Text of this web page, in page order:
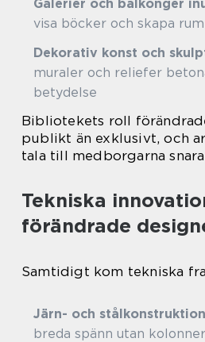
Galerier och balkonger
visa böcker och skapa
Dekorativ konst och
muraler och reliefer
betydelse
Bibliotekets roll
publikt än exklusivt, och
tala till medborgarna
Tekniska
förändrade
Samtidigt kom tekniska
Järn- och
breda spänn utan